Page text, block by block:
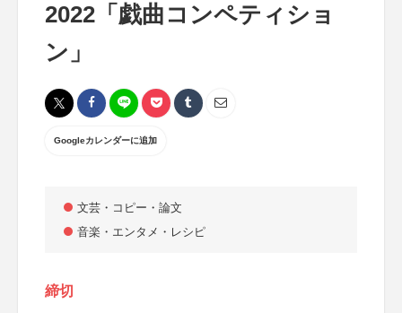
2022「戯曲コンペティショ
ン」
Googleカレンダーに追加
文芸・コピー・論文
音楽・エンタメ・レシピ
締切